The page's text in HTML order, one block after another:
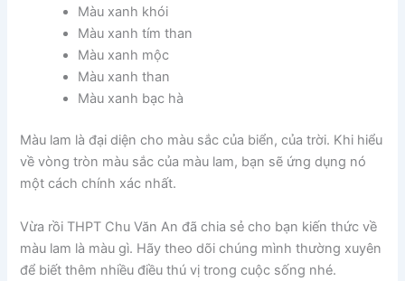
Màu xanh khói
Màu xanh tím than
Màu xanh mộc
Màu xanh than
Màu xanh bạc hà
Màu lam là đại diện cho màu sắc của biển, của trời. Khi hiểu
về vòng tròn màu sắc của màu lam, bạn sẽ ứng dụng nó
một cách chính xác nhất.
Vừa rồi THPT Chu Văn An đã chia sẻ cho bạn kiến thức về
màu lam là màu gì. Hãy theo dõi chúng mình thường xuyên
để biết thêm nhiều điều thú vị trong cuộc sống nhé.